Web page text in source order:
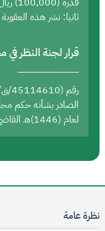
ثانيا: نشر هذه العقوبة
قرار لجنة النظر
لعام (1446)هـ القاضي بتأييد الحكم برفض الدعوى
نظرة عامة